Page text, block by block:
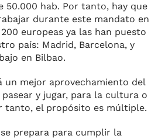
50.000 hab. Por tanto, hay que
durante este mandato en
europeas ya las han puesto
país: Madrid, Barcelona, y
en Bilbao.
un mejor aprovechamiento del
y jugar, para la cultura o
tanto, el propósito es múltiple.
prepara para cumplir la